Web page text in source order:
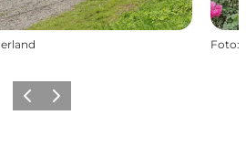
Foto:
Forrige billede
Næste billede